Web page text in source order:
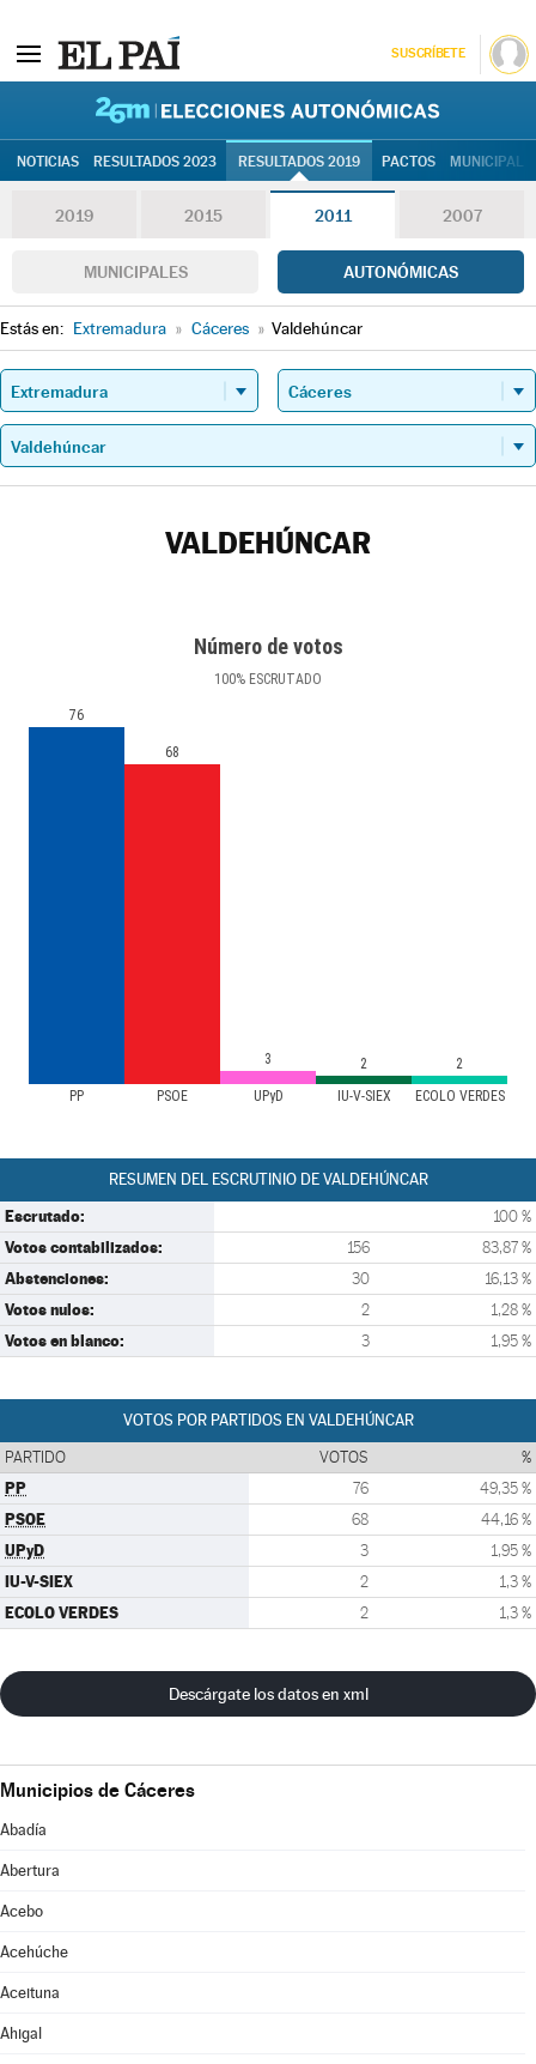
SUSCRÍBETE
NOTICIAS RESULTADOS 2023 RESULTADOS 2019 PACTOS
2019 2015 2011 2007
MUNICIPALES AUTONÓMICAS
Estás en: Extremadura » Cáceres » Valdehúncar
VALDEHÚNCAR
Número de votos
100% ESCRUTADO
PP PSOE UPyD IU-V-SIEX ECOLO VERDES
76
68
3 2 2
RESUMEN DEL ESCRUTINIO DE VALDEHÚNCAR
Escrutado: 100 %
Votos contabilizados: 156 83,87 %
Abstenciones: 30 16,13 %
Votos nulos: 2 1,28 %
Votos en blanco: 3 1,95 %
VOTOS POR PARTIDOS EN VALDEHÚNCAR
PARTIDO VOTOS %
PP 76 49,35 %
PSOE 68 44,16 %
UPyD 3 1,95 %
IU-V-SIEX 2 1,3 %
ECOLO VERDES 2 1,3 %
Descárgate los datos en xml
Municipios de Cáceres
Abadía
Abertura
Acebo
Acehúche
Aceituna
Ahigal